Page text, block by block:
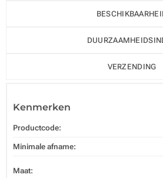
VERZENDING
Kenmerken
Productcode:
Minimale afname:
Maat: